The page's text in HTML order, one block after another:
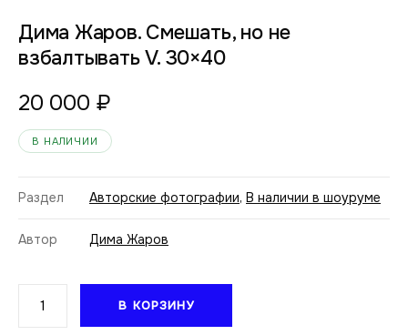
Дима Жаров. Смешать, но не
взбалтывать V. 30×40
20 000 ₽
В НАЛИЧИИ
Раздел Авторские фотографии, В наличии в шоуруме
Автор Дима Жаров
товара
В КОРЗИНУ